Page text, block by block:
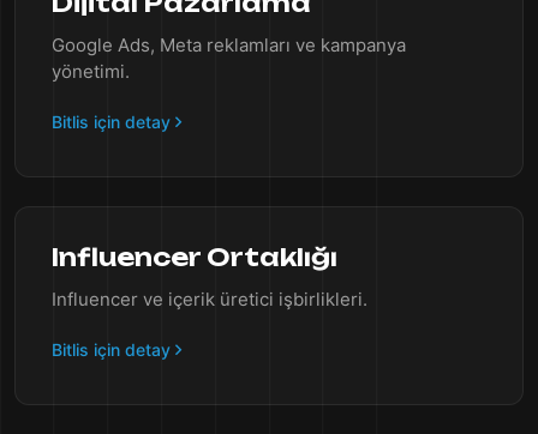
Google Ads, Meta reklamları ve kampanya
yönetimi.
Bitlis için detay
Influencer Ortaklığı
Influencer ve içerik üretici işbirlikleri.
Bitlis için detay